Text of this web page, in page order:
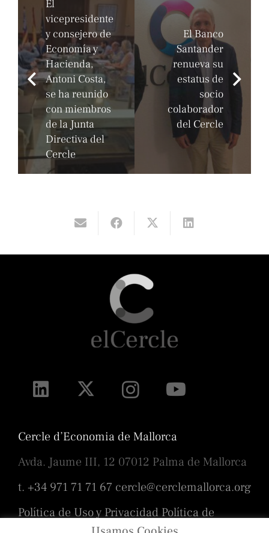
El
vicepresidente
y consejero de
Economía y
Hacienda,
Antoni Costa,
se ha reunido
con miembros
de la Junta
Directiva del
Cercle
El Banco
Santander
renueva su
estatus de
socio
colaborador
del Cercle
Cercle d’Economia de Mallorca
Avda. Jaume III, 12 07012 Palma de Mallorca
t. +34 971 71 71 67 cercle@cerclemallorca.org
Política de Uso y Privacidad Política de